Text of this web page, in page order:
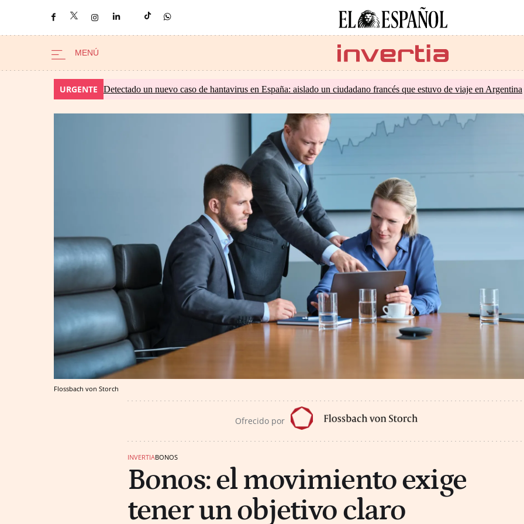
URGENTE Detectado un nuevo caso de hantavirus en España: aislado un ciudadano francés que estuvo de viaje en Argentina
Flossbach von Storch
Ofrecido por
INVERTIABONOS
Bonos: el movimiento exige
tener un objetivo claro